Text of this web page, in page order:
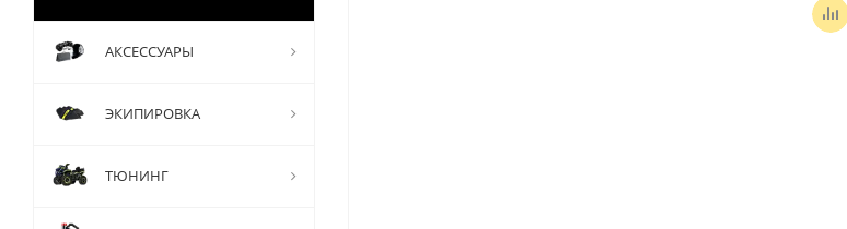
АКСЕССУАРЫ
ЭКИПИРОВКА
ТЮНИНГ